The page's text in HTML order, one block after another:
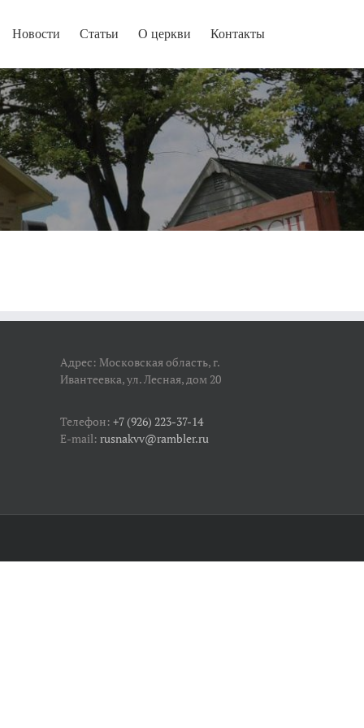
Новости Статьи О церкви Контакты
Адрес: Московская область, г.
Ивантеевка, ул. Лесная, дом 20
Телефон: +7 (926) 223-37-14
E-mail: rusnakvv@rambler.ru